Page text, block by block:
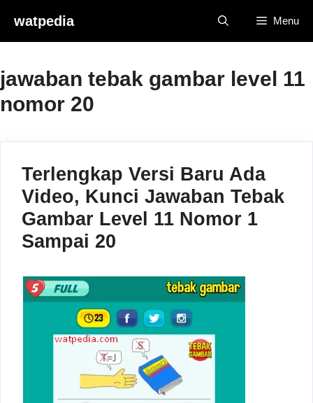
content
watpedia Menu
jawaban tebak gambar level 11
nomor 20
Terlengkap Versi Baru Ada
Video, Kunci Jawaban Tebak
Gambar Level 11 Nomor 1
Sampai 20